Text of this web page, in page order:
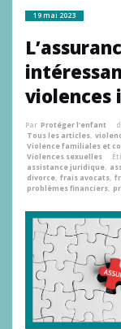
19 mai 2023
Par Protéger l'enfant
Tous les articles,
Violence familiales et
Violences sexuelles
assistance juridique,
divorce, frais avocats,
problèmes financiers,